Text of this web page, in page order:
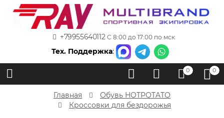
+79955640112 С 8:00 до 17:00 по мск
Тех. Поддержка:
0 0
Главная
Обувь HOTPOTATO
Кроссовки для бездорожья